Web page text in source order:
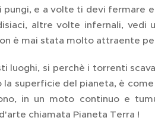
e a volte ti devi fermare
altre volte infernali, vedi
è mai stata molto attraente
luoghi, si perchè i torrenti
superficie del pianeta, è
in un moto continuo e
chiamata Pianeta Terra !